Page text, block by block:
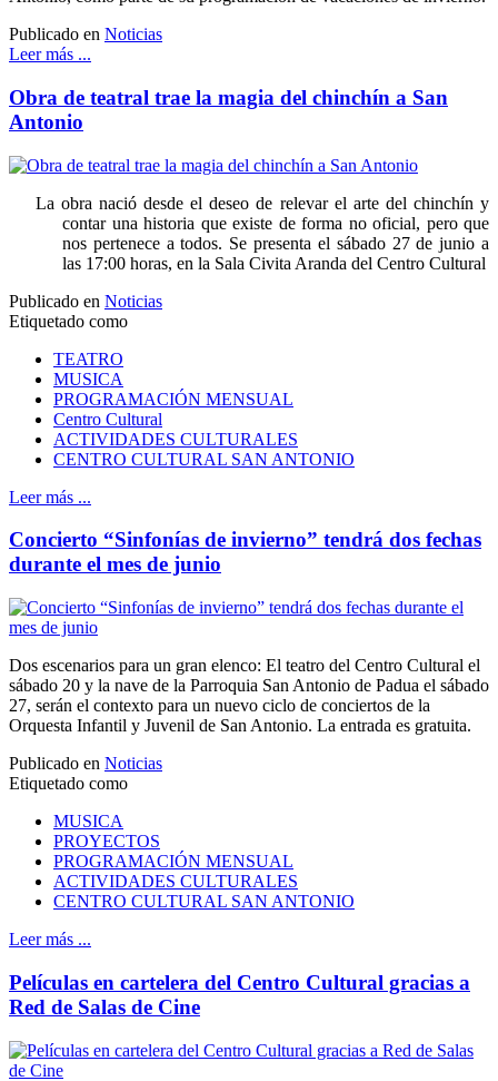
Publicado en Noticias
Leer más ...
Obra de teatral trae la magia del chinchín a San
Antonio
La obra nació desde el deseo de relevar el arte del chinchín y
contar una historia que existe de forma no oficial, pero que
nos pertenece a todos. Se presenta el sábado 27 de junio a
las 17:00 horas, en la Sala Civita Aranda del Centro Cultural
Publicado en Noticias
Etiquetado como
TEATRO
MUSICA
PROGRAMACIÓN MENSUAL
Centro Cultural
ACTIVIDADES CULTURALES
CENTRO CULTURAL SAN ANTONIO
Leer más ...
Concierto “Sinfonías de invierno” tendrá dos fechas
durante el mes de junio
Dos escenarios para un gran elenco: El teatro del Centro Cultural el
sábado 20 y la nave de la Parroquia San Antonio de Padua el sábado
27, serán el contexto para un nuevo ciclo de conciertos de la
Orquesta Infantil y Juvenil de San Antonio. La entrada es gratuita.
Publicado en Noticias
Etiquetado como
MUSICA
PROYECTOS
PROGRAMACIÓN MENSUAL
ACTIVIDADES CULTURALES
CENTRO CULTURAL SAN ANTONIO
Leer más ...
Películas en cartelera del Centro Cultural gracias a
Red de Salas de Cine